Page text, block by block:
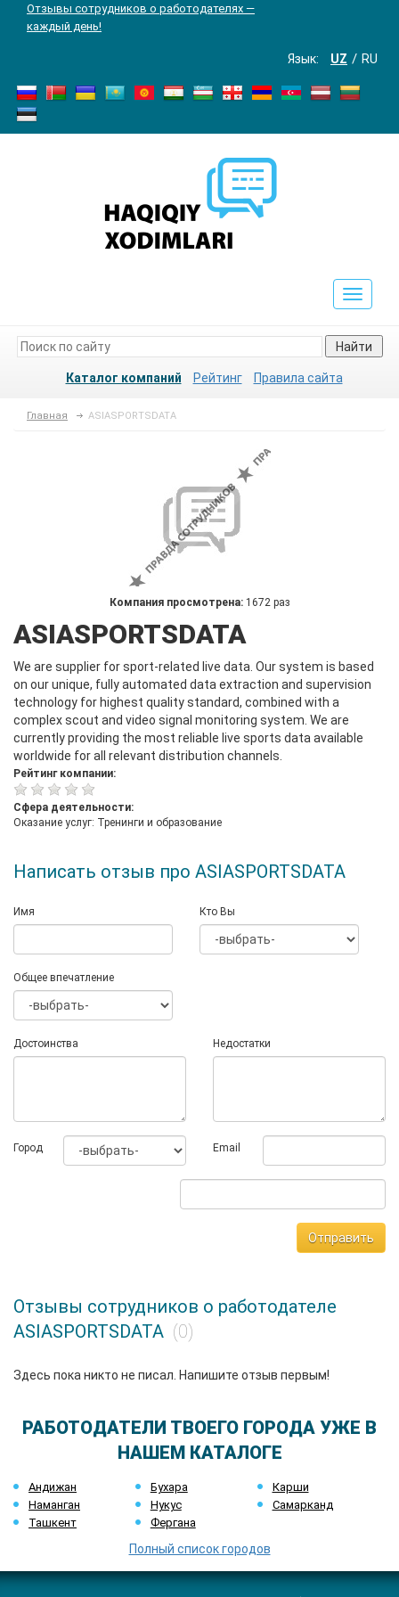
Отзывы сотрудников о работодателях —
каждый день!
Язык: UZ RU
Toggle
Найти
Каталог компаний Рейтинг Правила сайта
Главная ASIASPORTSDATA
Компания просмотрена: 1672 раз
ASIASPORTSDATA
We are supplier for sport-related live data. Our system is based
on our unique, fully automated data extraction and supervision
technology for highest quality standard, combined with a
complex scout and video signal monitoring system. We are
currently providing the most reliable live sports data available
worldwide for all relevant distribution channels.
Рейтинг компании:
Сфера деятельности:
Оказание услуг: Тренинги и образование
Написать отзыв про ASIASPORTSDATA
Имя Кто Вы
Общее впечатление
Достоинства Недостатки
Город Email
Отправить
Отзывы сотрудников о работодателе
ASIASPORTSDATA (0)
Здесь пока никто не писал. Напишите отзыв первым!
РАБОТОДАТЕЛИ ТВОЕГО ГОРОДА УЖЕ В
НАШЕМ КАТАЛОГЕ
Андижан Бухара
Карши
Наманган
Нукус
Самарканд
Ташкент
Фергана
Полный список городов